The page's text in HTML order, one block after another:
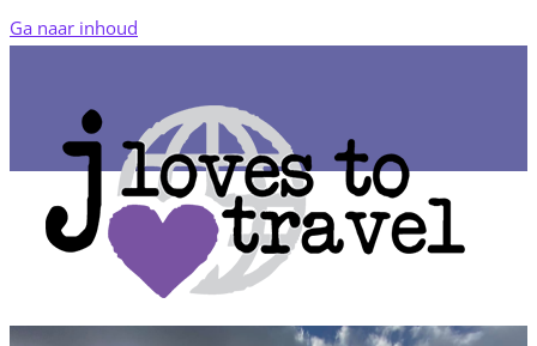
Ga naar inhoud